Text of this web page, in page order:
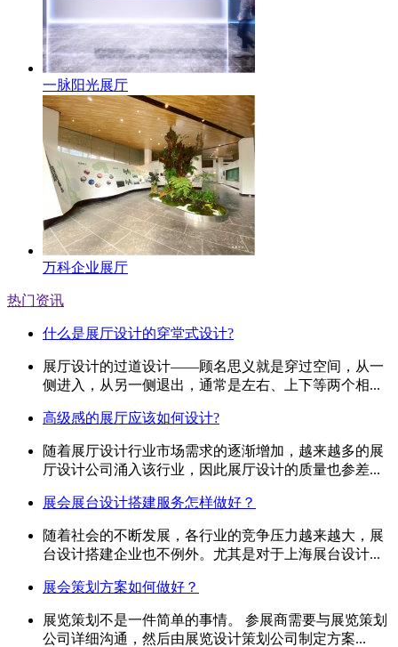
一脉阳光展厅
万科企业展厅
热门资讯
什么是展厅设计的穿堂式设计?
展厅设计的过道设计——顾名思义就是穿过空间，从一
侧进入，从另一侧退出，通常是左右、上下等两个相...
高级感的展厅应该如何设计?
随着展厅设计行业市场需求的逐渐增加，越来越多的展
厅设计公司涌入该行业，因此展厅设计的质量也参差...
展会展台设计搭建服务怎样做好？
随着社会的不断发展，各行业的竞争压力越来越大，展
台设计搭建企业也不例外。尤其是对于上海展台设计...
展会策划方案如何做好？
展览策划不是一件简单的事情。 参展商需要与展览策划
公司详细沟通，然后由展览设计策划公司制定方案...